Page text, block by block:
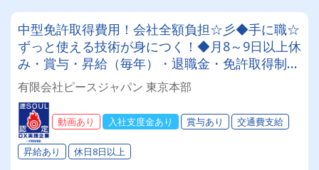
中型免許取得費用！会社全額負担☆彡◆手に職☆
ずっと使える技術が身につく！◆月8～9日以上休
み・賞与・昇給（毎年）・退職金・免許取得制度
や各種豊富な手当も充実♪月収30万～45万円♪未
経験スタートOK！！！
有限会社ピースジャパン 東京本部
動画あり 入社支度金あり 賞与あり 交通費支給
昇給あり 休日8日以上